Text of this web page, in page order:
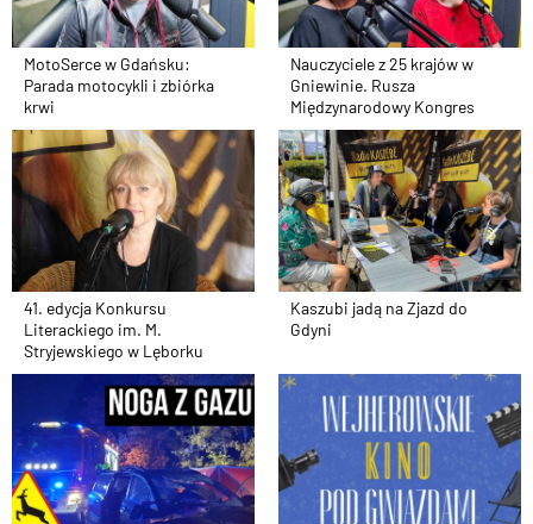
MotoSerce w Gdańsku:
Parada motocykli i zbiórka
krwi
Nauczyciele z 25 krajów w
Gniewinie. Rusza
Międzynarodowy Kongres
41. edycja Konkursu
Literackiego im. M.
Stryjewskiego w Lęborku
Kaszubi jadą na Zjazd do
Gdyni